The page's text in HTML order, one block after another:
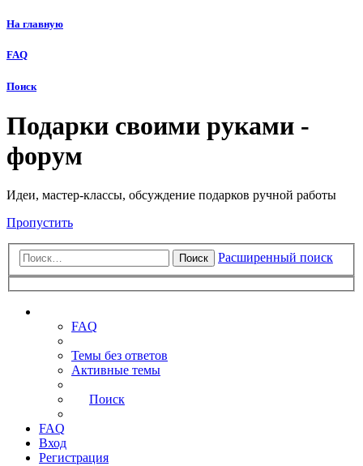
На главную
FAQ
Поиск
Подарки своими руками -
форум
Идеи, мастер-классы, обсуждение подарков ручной работы
Пропустить
Поиск Расширенный поиск
FAQ
Темы без ответов
Активные темы
Поиск
FAQ
Вход
Регистрация